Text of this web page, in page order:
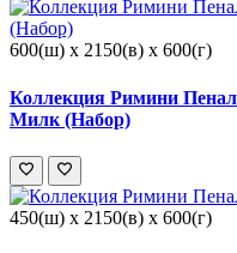
600(ш) x 2150(в) x 600(г)
Коллекция Римини
Милк (Набор)
450(ш) x 2150(в) x 600(г)